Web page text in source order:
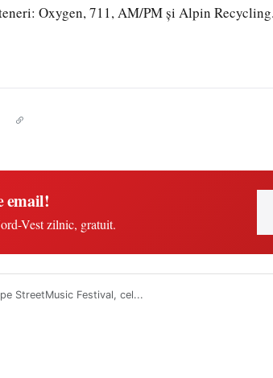
Oxygen, 711, AM/PM și Alpin Recycling.
email!
Vest zilnic, gratuit.
StreetMusic Festival, cel...